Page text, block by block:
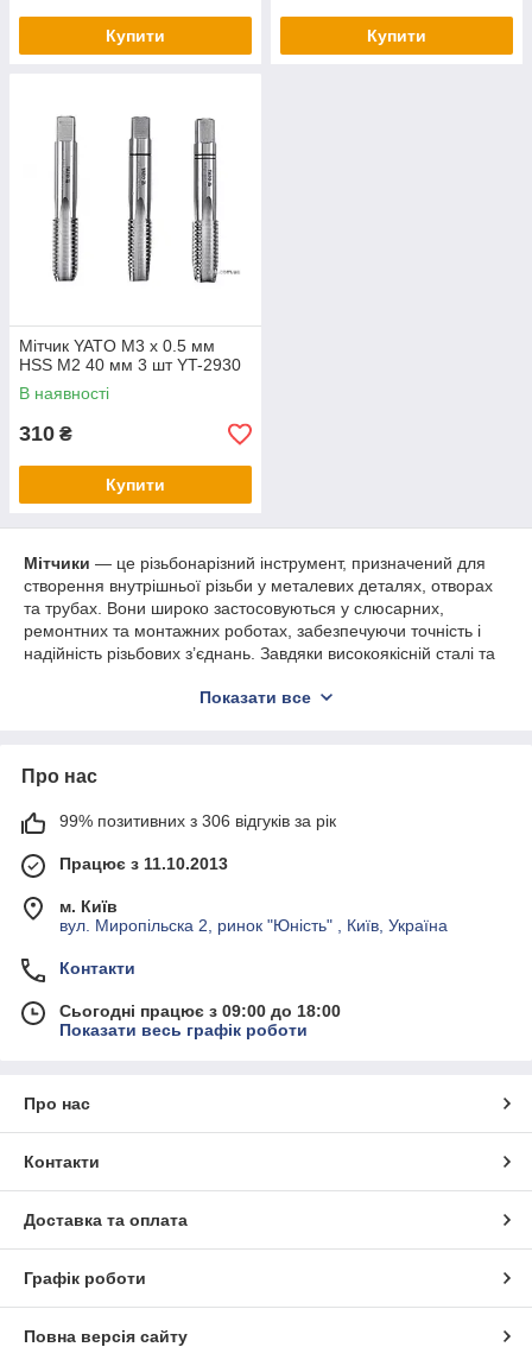
Купити Купити
Мітчик YATO М3 х 0.5 мм
HSS М2 40 мм 3 шт YT-2930
В наявності
310 ₴
Купити
Мітчики — це різьбонарізний інструмент, призначений для
створення внутрішньої різьби у металевих деталях, отворах
та трубах. Вони широко застосовуються у слюсарних,
ремонтних та монтажних роботах, забезпечуючи точність і
надійність різьбових з’єднань. Завдяки високоякісній сталі та
чистоту різьби та довговічність у використанні.
чітку внутрішню різьбу.
Міцність і довговічність— виготовлені з
Універсальність— підходять для різних діаметрів і
Зручність у роботі— легко встановлюються у
комплектні набори мітчиків для професійного та
побутового використання.
Показати все
Про нас
99% позитивних з 306 відгуків за рік
Працює з 11.10.2013
м. Київ
вул. Миропільска 2, ринок "Юність" , Київ, Україна
Контакти
Сьогодні працює з 09:00 до 18:00
Показати весь графік роботи
Про нас
Контакти
Доставка та оплата
Графік роботи
Повна версія сайту